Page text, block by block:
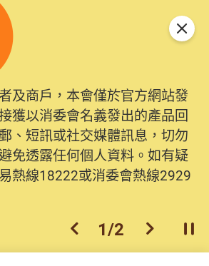
及商戶，本會僅於官方網站發
獲以消委會名義發出的產品回
、短訊或社交媒體訊息，切勿
免透露任何個人資料。如有疑
熱線18222或消委會熱線2929
上一個
1/2 下一個開
關閉